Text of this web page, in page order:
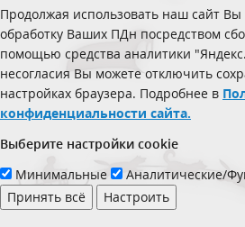
Продолжая использовать наш сайт Вы
обработку Ваших ПДн посредством
помощью средства аналитики
несогласия Вы можете отключить
настройках браузера. Подробнее в
конфиденциальности сайта.
Выберите настройки cookie
Минимальные
Аналитические/
Принять всё
Настроить